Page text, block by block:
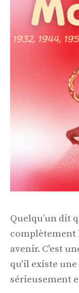
Quelqu’un dit
complètement
avenir. C'est
qu'il existe une
sérieusement